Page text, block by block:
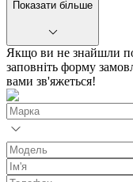
Показати більше
Якщо ви не знайшли
заповніть форму
вами зв'яжеться!